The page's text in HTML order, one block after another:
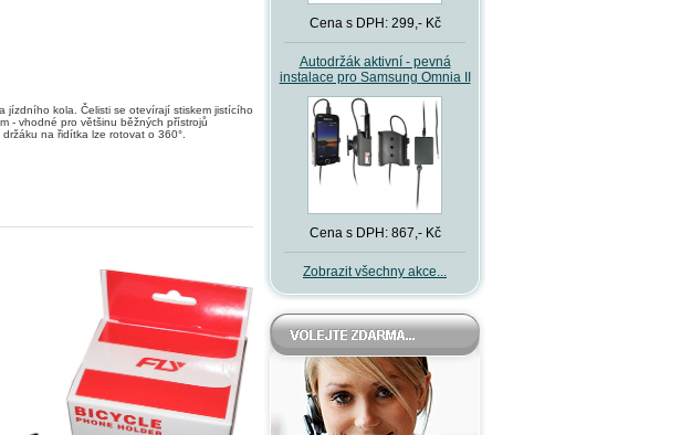
Cena s DPH: 299,- Kč
Autodržák aktivní - pevná
instalace pro Samsung Omnia II
Cena s DPH: 867,- Kč
Zobrazit všechny akce...
jízdního kola. Čelisti se otevírají stiskem jistícího
- vhodné pro většinu běžných přístrojů
na řidítka lze rotovat o 360°.